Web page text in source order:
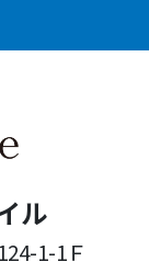
ル
1-1Ｆ